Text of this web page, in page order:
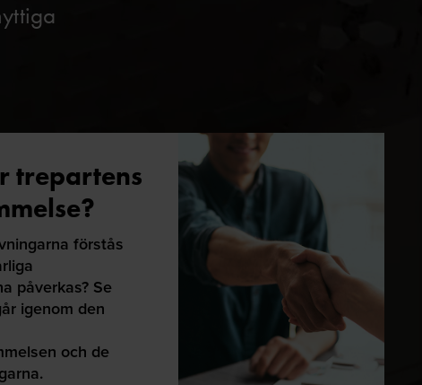
trepartens
förstås
påverkas? Se
igenom den
och de